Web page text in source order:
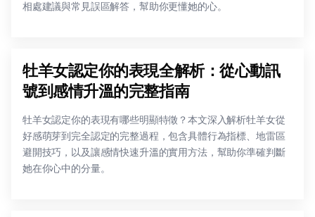
相處建議與常見誤區解答，幫助你更懂她的心。
牡羊女認定你的表現全解析：從心動訊
號到感情升溫的完整指南
牡羊女認定你的表現有哪些明顯特徵？本文深入解析牡羊女從
好感萌芽到完全認定的完整過程，包含具體行為指標、地雷區
避開技巧，以及讓感情快速升溫的實用方法，幫助你準確判斷
她在你心中的分量。